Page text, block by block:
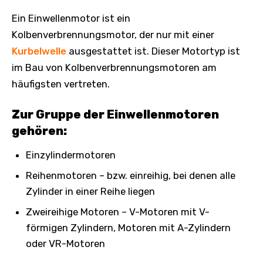
Ein Einwellenmotor ist ein
Kolbenverbrennungsmotor, der nur mit einer
Kurbelwelle ausgestattet ist. Dieser Motortyp ist
im Bau von Kolbenverbrennungsmotoren am
häufigsten vertreten.
Zur Gruppe der Einwellenmotoren
gehören:
Einzylindermotoren
Reihenmotoren – bzw. einreihig, bei denen alle
Zylinder in einer Reihe liegen
Zweireihige Motoren – V-Motoren mit V-
förmigen Zylindern, Motoren mit A-Zylindern
oder VR-Motoren